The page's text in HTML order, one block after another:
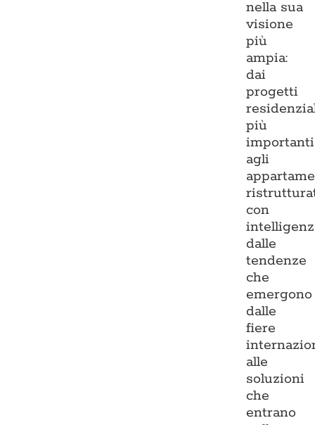
nella sua
visione
più
ampia:
dai
progetti
più
importanti
agli
con
dalle
tendenze
che
emergono
dalle
fiere
alle
soluzioni
che
entrano